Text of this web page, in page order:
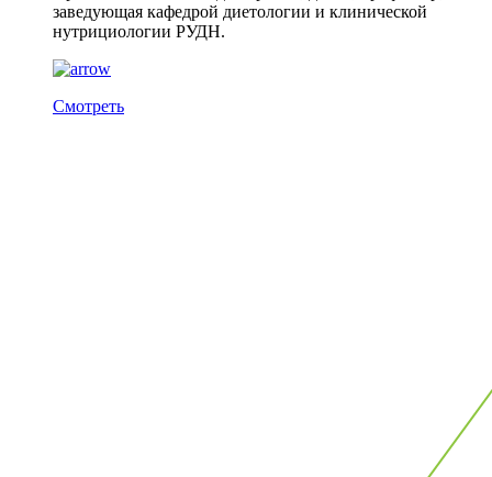
заведующая кафедрой диетологии и клинической
нутрициологии РУДН.
Смотреть